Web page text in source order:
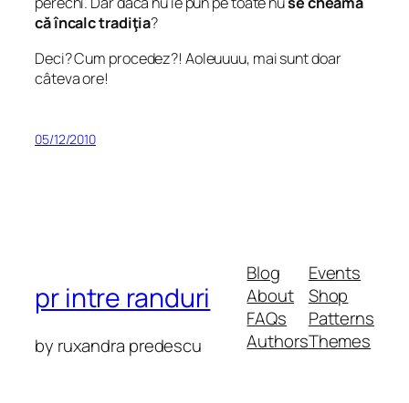
că încalc tradiţia?
Deci? Cum procedez?! Aoleuuuu, mai sunt doar
câteva ore!
05/12/2010
pr intre randuri
by ruxandra predescu
Blog
About
FAQs
Authors
Events
Shop
Patterns
Themes